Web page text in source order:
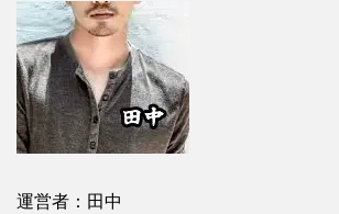
運営者：田中